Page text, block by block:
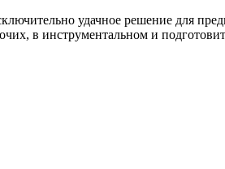
удачное решение для
в инструментальном и